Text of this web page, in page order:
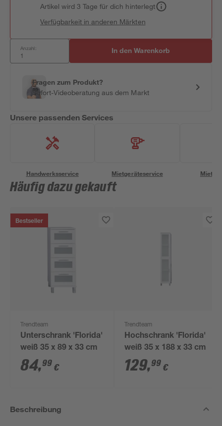
Artikel wird 3 Tage für dich hinterlegt
Verfügbarkeit in anderen Märkten
Anzahl: In den Warenkorb
Fragen zum Produkt?
Sofort-Videoberatung aus dem Markt
Unsere passenden Services
Handwerksservice Mietgeräteservice
Häufig dazu gekauft
Bestseller
Trendteam
Unterschrank 'Florida'
weiß 35 x 89 x 33 cm
84,99 €
Trendteam
Hochschrank 'Florida'
weiß 35 x 188 x 33 cm
129,99 €
Beschreibung